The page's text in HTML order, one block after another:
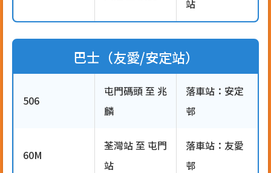
站
巴士（友愛/安定站）
506
屯門碼頭 至 兆
麟
落車站：安定
邨
60M
荃灣站 至 屯門
站
落車站：友愛
邨